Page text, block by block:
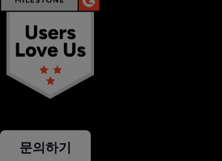
문의하기